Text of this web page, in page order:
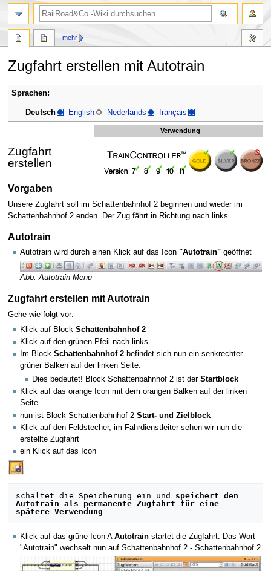
Zugfahrt erstellen mit Autotrain
Zur
springen
Zur
springen
Sprachen:
Deutsch English Nederlands français
Verwendung
Zugfahrt
erstellen
Vorgaben
Unsere Zugfahrt soll im Schattenbahnhof 2 beginnen und wieder im
Schattenbahnhof 2 enden. Der Zug fährt in Richtung nach links.
Autotrain
Autotrain wird durch einen Klick auf das Icon "Autotrain" geöffnet
Abb: Autotrain Menü
Zugfahrt erstellen mit Autotrain
Gehe wie folgt vor:
Klick auf Block Schattenbahnhof 2
Klick auf den grünen Pfeil nach links
Im Block Schattenbahnhof 2 befindet sich nun ein senkrechter
grüner Balken auf der linken Seite.
Dies bedeutet! Block Schattenbahnhof 2 ist derStartblock
Klick auf das orange Icon mit dem orangen Balken auf der linken
Seite
nun ist Block Schattenbahnhof 2 Start- und Zielblock
Klick auf den Feldstecher, im Fahrdienstleiter sehen wir nun die
erstellte Zugfahrt
ein Klick auf das Icon
schaltet die Speicherung ein und speichert den
Autotrain als permanente Zugfahrt für eine
spätere Verwendung
Klick auf das grüne Icon A Autotrain startet die Zugfahrt. Das Wort
"Autotrain" wechselt nun auf Schattenbahnhof 2 - Schattenbahnhof 2.
mehr
Suche